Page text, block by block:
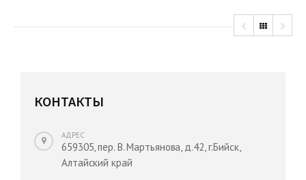
КОНТАКТЫ
АДРЕС
659305, пер. В. Мартьянова, д.42, г.Бийск,
Алтайский край